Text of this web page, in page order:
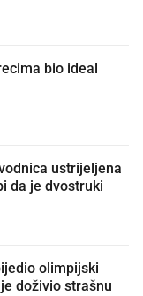
bio ideal
ustrijeljena
da je dvostruki
olimpijski
doživio strašnu